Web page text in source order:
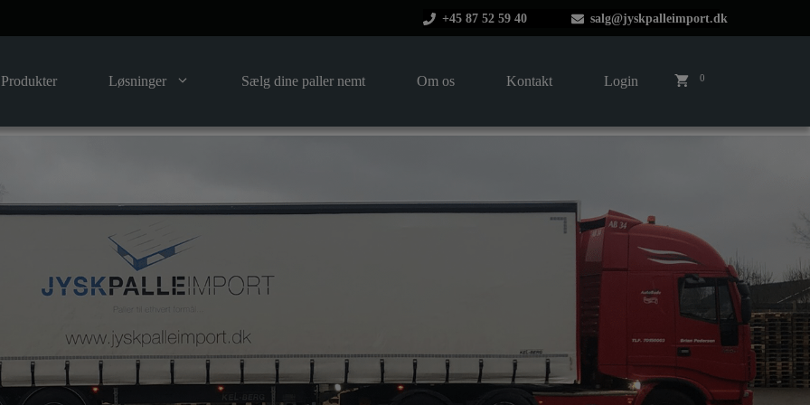
+45 87 52 59 40 salg@jyskpalleimport.dk
Produkter Løsninger Sælg dine paller nemt Om os Kontakt Login 0